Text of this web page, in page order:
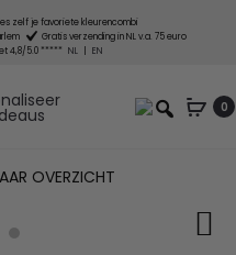
zelf je favoriete kleurencombi
Gratis verzending in NL v.a. 75 euro
4,8/5.0 ***** NL EN
0
OVERZICHT